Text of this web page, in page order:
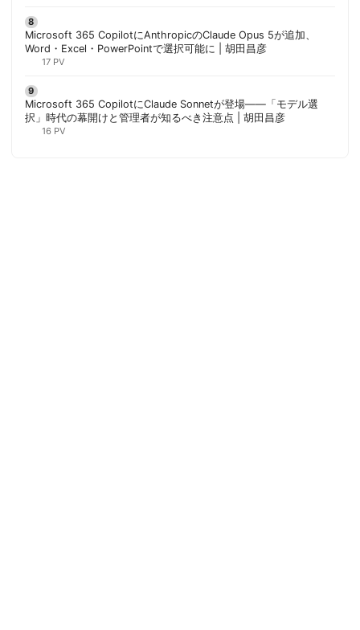
Microsoft 365 CopilotにAnthropicのClaude Opus 5が追加、
Word・Excel・PowerPointで選択可能に | 胡田昌彦
17 PV
Microsoft 365 CopilotにClaude Sonnetが登場——「モデル選
択」時代の幕開けと管理者が知るべき注意点 | 胡田昌彦
16 PV